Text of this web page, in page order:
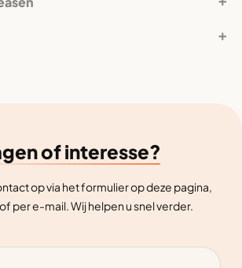
of interesse?
op via het formulier op deze pagina,
per e-mail. Wij helpen u snel verder.